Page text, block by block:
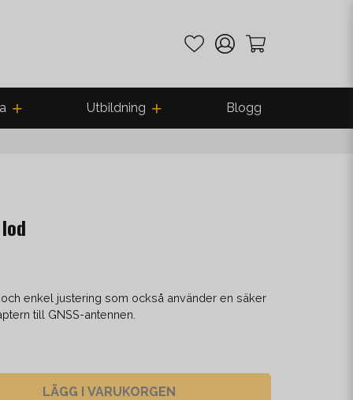
Utbildning Blogg
enkel justering som också använder en säker
till GNSS-antennen.
LÄGG I VARUKORGEN